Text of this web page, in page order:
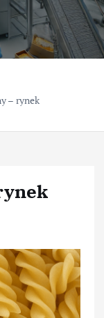
– rynek